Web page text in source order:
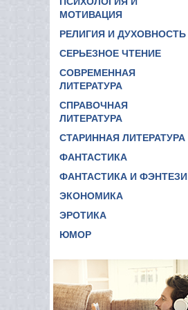
МОТИВАЦИЯ
РЕЛИГИЯ И ДУХОВНОСТЬ
СЕРЬЕЗНОЕ ЧТЕНИЕ
СОВРЕМЕННАЯ
ЛИТЕРАТУРА
СПРАВОЧНАЯ
ЛИТЕРАТУРА
СТАРИННАЯ ЛИТЕРАТУРА
ФАНТАСТИКА
ФАНТАСТИКА И ФЭНТЕЗИ
ЭКОНОМИКА
ЭРОТИКА
ЮМОР